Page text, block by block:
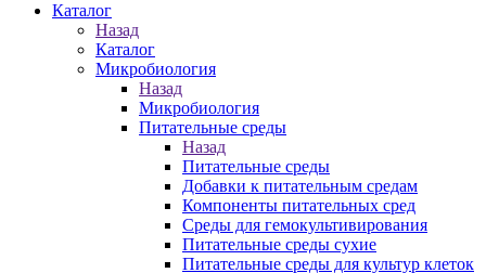
Каталог
Назад
Каталог
Микробиология
Назад
Микробиология
Питательные среды
Назад
Питательные среды
Добавки к питательным средам
Компоненты питательных сред
Среды для гемокультивирования
Питательные среды сухие
Питательные среды для культур клеток